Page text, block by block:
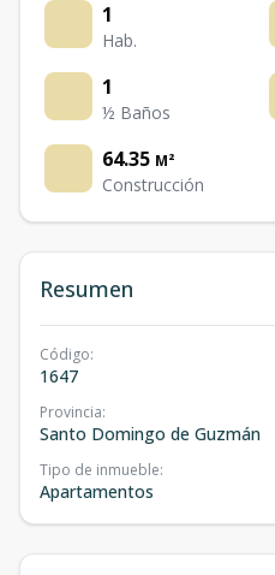
1
Hab.
1
½ Baños
64.35 M²
Construcción
Resumen
Código:
1647
Provincia:
Santo Domingo de Guzmán
Tipo de inmueble:
Apartamentos